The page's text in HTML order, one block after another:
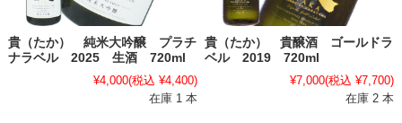
貴（たか） 純米大吟醸 プラチ
ナラベル 2025 生酒 720ml
¥4,000(税込 ¥4,400)
在庫 1 本
貴（たか） 貴醸酒 ゴールドラ
ベル 2019 720ml
¥7,000(税込 ¥7,700)
在庫 2 本